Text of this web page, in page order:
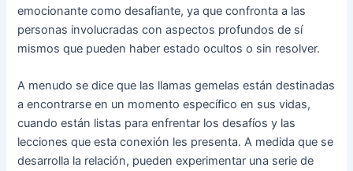
emocionante como desafiante, ya que confronta a las
personas involucradas con aspectos profundos de sí
mismos que pueden haber estado ocultos o sin resolver.
A menudo se dice que las llamas gemelas están destinadas
a encontrarse en un momento específico en sus vidas,
cuando están listas para enfrentar los desafíos y las
lecciones que esta conexión les presenta. A medida que se
desarrolla la relación, pueden experimentar una serie de